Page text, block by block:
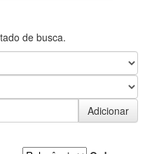
de busca.